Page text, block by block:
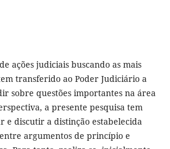
ações judiciais buscando as mais
transferido ao Poder Judiciário a
sobre questões importantes na área
a presente pesquisa tem
e discutir a distinção estabelecida
argumentos de princípio e